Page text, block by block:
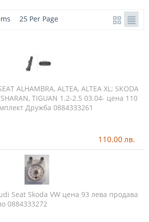
25 Per Page
ALHAMBRA, ALTEA, ALTEA XL; SKODA
SHARAN, TIGUAN 1.2-2.5 03.04- цена 110
Дружба 0884333261
110.00 лв.
Seat Skoda VW цена 93 лева продава
0884333272